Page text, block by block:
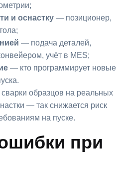
и оснастку — позиционер,
— подача деталей,
учёт в MES;
— кто программирует новые
образцов на реальных
— так снижается риск
на пуске.
при